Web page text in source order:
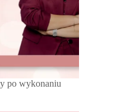
po wykonaniu